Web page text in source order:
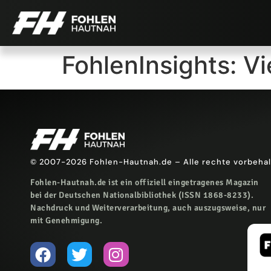
FohlenInsights:
© 2007-2026 Fohlen-Hautnah.de – Alle rechte
Fohlen-Hautnah.de ist ein offiziell eingetragenes Magazin
bei der Deutschen Nationalbibliothek (ISSN 1868-8233).
Nachdruck und Weiterverarbeitung, auch auszugsweise, nur
mit Genehmigung.